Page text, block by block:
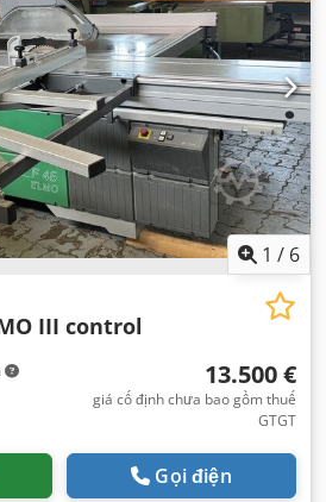
1 / 6
III control
13.500 €
giá cố định chưa bao gồm thuế
GTGT
Gọi điện